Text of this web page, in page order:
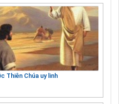
Thiên Chúa uy linh